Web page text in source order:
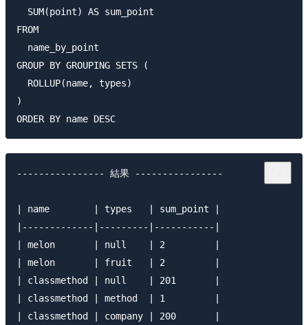
  SUM(point) AS sum_point
FROM
  name_by_point
GROUP BY GROUPING SETS (
  ROLLUP(name, types)
)
---------------- 結果 ----------------
| name        | types   | sum_point |
|-------------|---------|-----------|
| melon       | null    | 2         |
| melon       | fruit   | 2         |
| classmethod | null    | 201       |
| classmethod | method  | 1         |
| classmethod | company | 200       |